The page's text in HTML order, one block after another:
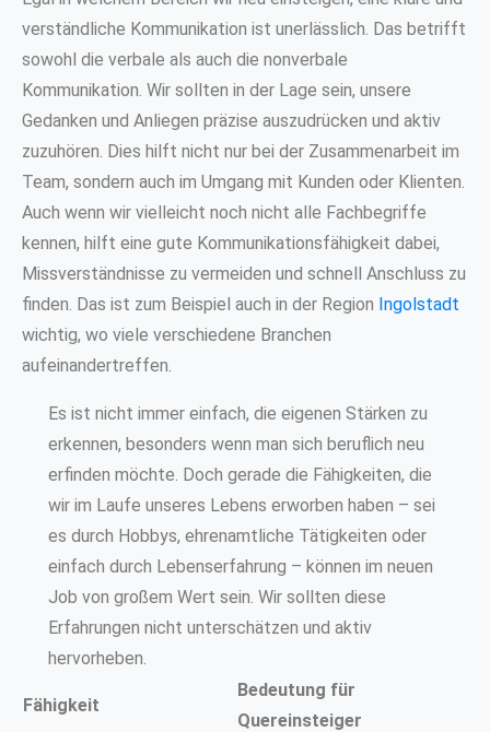
verständliche Kommunikation ist unerlässlich. Das betrifft
sowohl die verbale als auch die nonverbale
Kommunikation. Wir sollten in der Lage sein, unsere
Gedanken und Anliegen präzise auszudrücken und aktiv
zuzuhören. Dies hilft nicht nur bei der Zusammenarbeit im
Team, sondern auch im Umgang mit Kunden oder Klienten.
Auch wenn wir vielleicht noch nicht alle Fachbegriffe
kennen, hilft eine gute Kommunikationsfähigkeit dabei,
Missverständnisse zu vermeiden und schnell Anschluss zu
finden. Das ist zum Beispiel auch in der Region Ingolstadt
wichtig, wo viele verschiedene Branchen
aufeinandertreffen.
Es ist nicht immer einfach, die eigenen Stärken zu
erkennen, besonders wenn man sich beruflich neu
erfinden möchte. Doch gerade die Fähigkeiten, die
wir im Laufe unseres Lebens erworben haben – sei
es durch Hobbys, ehrenamtliche Tätigkeiten oder
einfach durch Lebenserfahrung – können im neuen
Job von großem Wert sein. Wir sollten diese
Erfahrungen nicht unterschätzen und aktiv
hervorheben.
Fähigkeit
Bedeutung für
Quereinsteiger